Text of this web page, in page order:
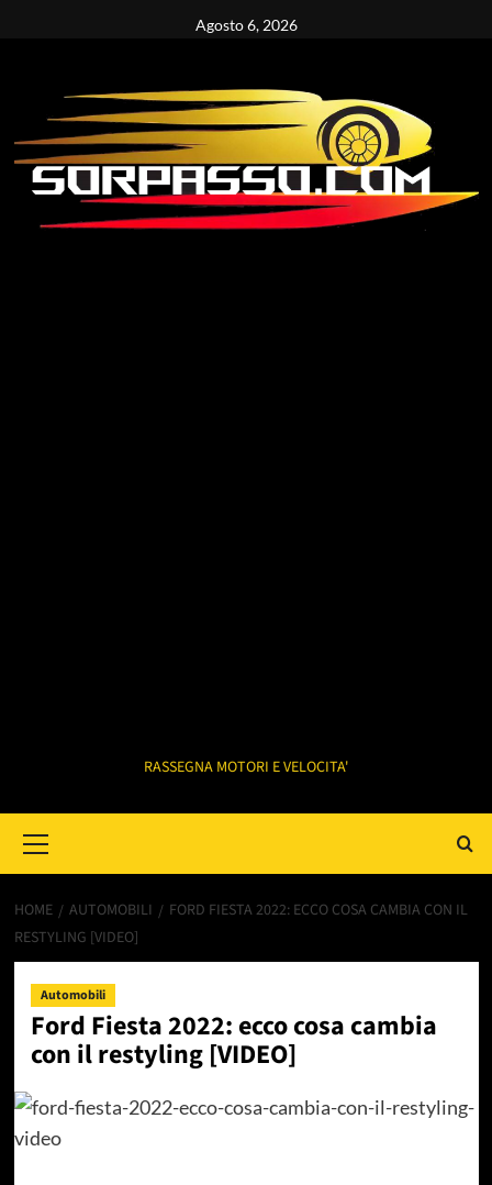
Agosto 6, 2026
RASSEGNA MOTORI E VELOCITA'
Menu
HOME AUTOMOBILI
FORD FIESTA 2022: ECCO COSA CAMBIA CON IL
RESTYLING [VIDEO]
Automobili
Ford Fiesta 2022: ecco cosa cambia
con il restyling [VIDEO]